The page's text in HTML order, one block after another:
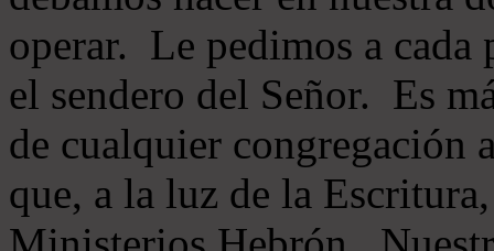
operar. Le pedimos a cada
el sendero del Señor. Es
de cualquier congregación
que, a la luz de la